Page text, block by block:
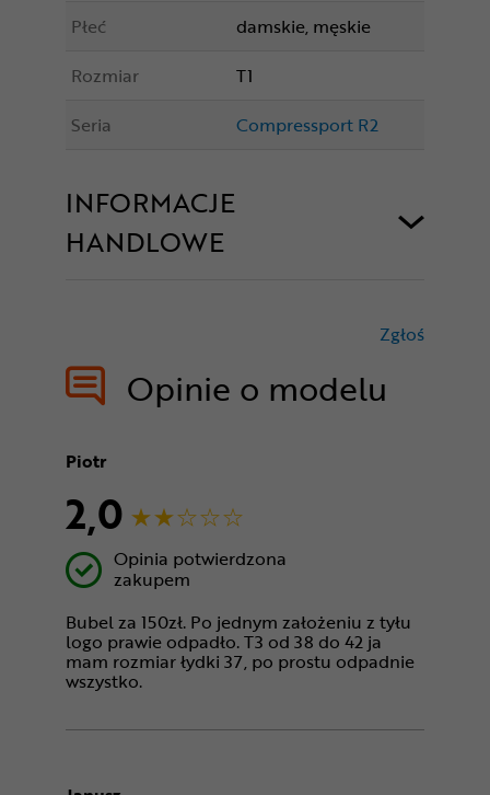
Płeć
damskie, męskie
Rozmiar
T1
Seria
Compressport R2
INFORMACJE
HANDLOWE
Opinie o modelu
Zgłoś
Piotr
2,0
Opinia potwierdzona
zakupem
Bubel za 150zł. Po jednym założeniu z tyłu
logo prawie odpadło. T3 od 38 do 42 ja
mam rozmiar łydki 37, po prostu odpadnie
wszystko.